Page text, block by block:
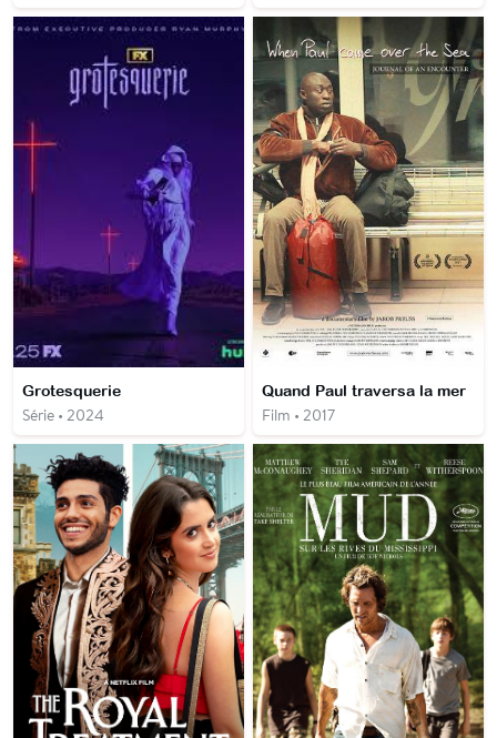
Grotesquerie
Série • 2024
Quand Paul traversa la mer
Film • 2017